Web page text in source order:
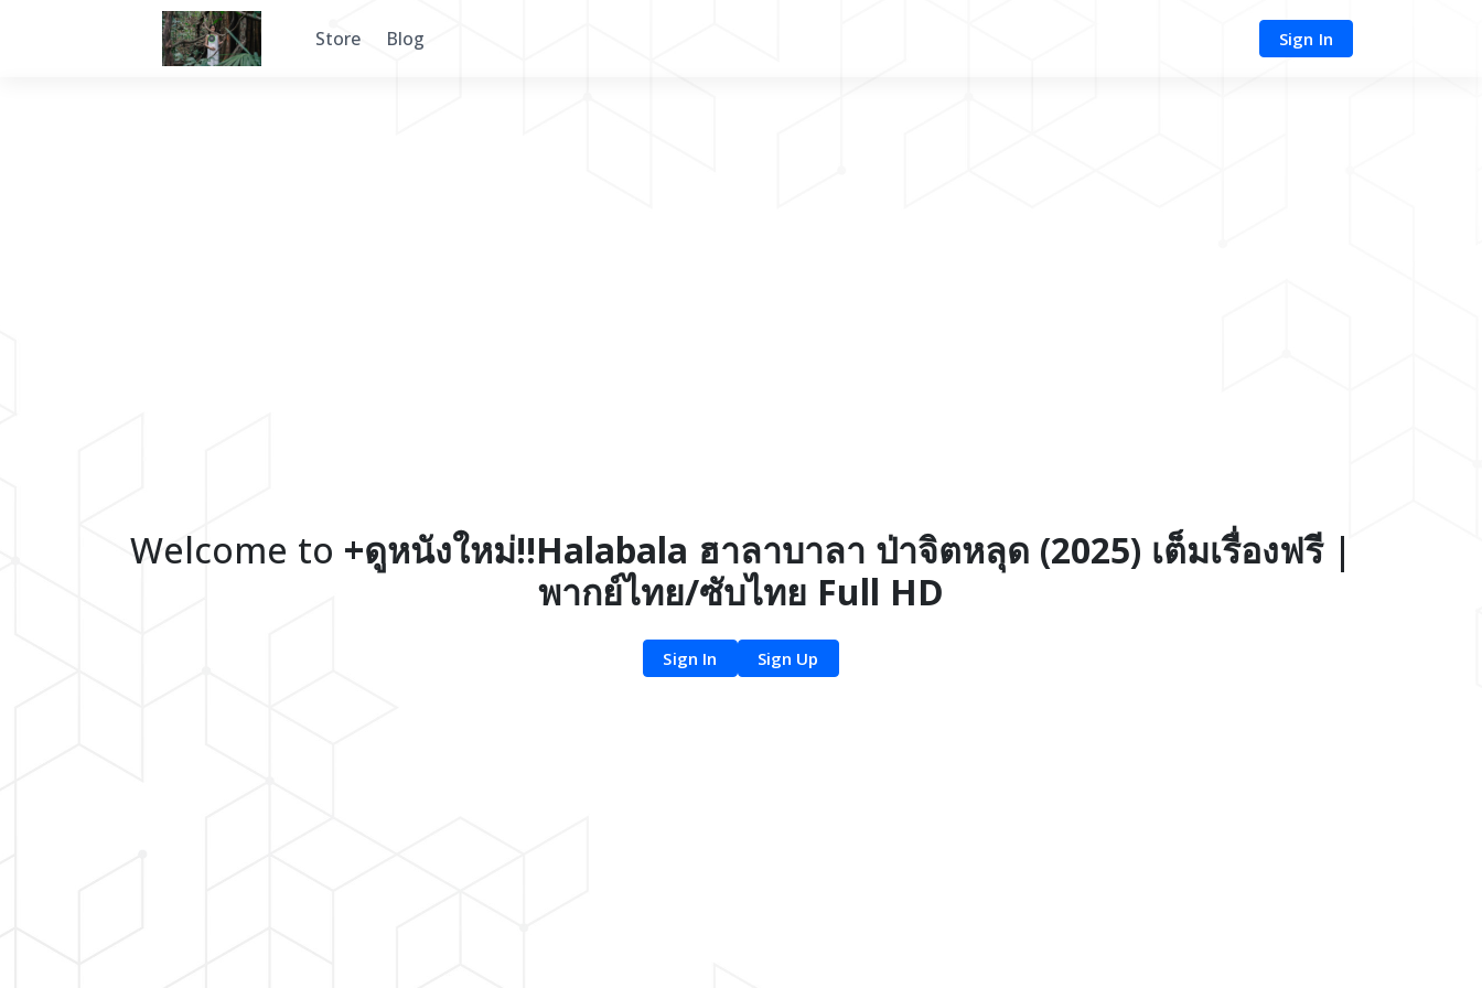
Store Blog Sign In
Welcome to +ดูหนังใหม่!!Halabala ฮาลาบาลา ป่าจิตหลุด (2025) เต็มเรื่องฟรี |
พากย์ไทย/ซับไทย Full HD
Sign In Sign Up